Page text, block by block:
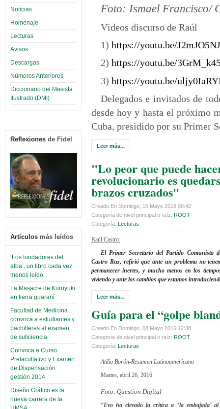
Noticias
Homenaje
Lecturas
Avisos
Descargas
Números Anteriores
Diccionario del Masista
Ilustrado (DMI)
Reflexiones de Fidel
Artículos más leídos
‘Los fundadores del
alba’, un libro cada vez
menos leído
La Masacre de Kuruyuki
en tierra guaraní
Facultad de Medicina
convoca a estudiantes y
bachilleres al examen
de suficiencia
Convoca a Curso
Prefacultativo y Examen
de Dispensación
gestión 2014
Diseño Gráfico es la
nueva carrera de la
Foto: Ismael Francisco/
Vídeos discurso de Raúl
1) https://youtu.be/
2) https://youtu.be/
3) https://youtu.be/
Delegados e invitados de
desde hoy y hasta el próximo
Cuba, presidido por su Primer
Leer más...
"Lo peor que puede
revolucionario es
brazos cruzados"
Creado En Domingo, 15 Mayo 2016 00:42
Categoría de nivel principal o raíz: ROOT
Categoría: Lecturas
Raúl Castro:
El Primer Secretario del Partido Comunista
Castro Ruz, refirió que ante un problema no
permanecer inertes, y mucho menos en los
viviendo y ante los cambios que estamos
Leer más...
Guía para el “golpe
Creado En Domingo, 08 Mayo 2016 12:38
Categoría de nivel principal o raíz: ROOT
Categoría: Lecturas
Atilio Borón-Resumen Latinoamericano
Martes, abril 26, 2016
Foto: Question Digital
“Evo ha elevado la crítica a ‘la embajada’